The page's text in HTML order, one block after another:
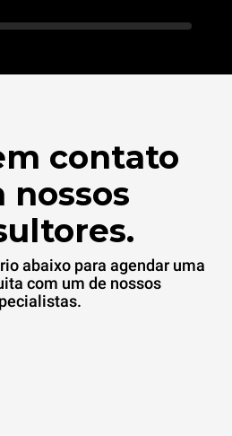
contato
nossos
abaixo para agendar uma
com um de nossos